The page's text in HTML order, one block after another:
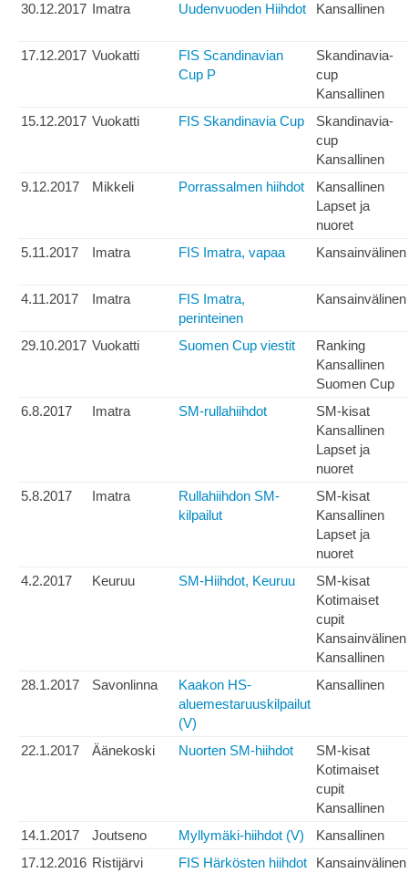
30.12.2017 Imatra Uudenvuoden Hiihdot Kansallinen
17.12.2017 Vuokatti
FIS Scandinavian
Cup P
Skandinavia-
cup
Kansallinen
15.12.2017 Vuokatti FIS Skandinavia Cup
Skandinavia-
cup
Kansallinen
9.12.2017
Mikkeli Porrassalmen hiihdot
Kansallinen
Lapset ja
nuoret
5.11.2017
Imatra FIS Imatra, vapaa Kansainvälinen
4.11.2017 Imatra
FIS Imatra,
perinteinen
Kansainvälinen
29.10.2017 Vuokatti Suomen Cup viestit
Ranking
Kansallinen
Suomen Cup
6.8.2017
Imatra SM-rullahiihdot
SM-kisat
Kansallinen
Lapset ja
nuoret
5.8.2017
Imatra
Rullahiihdon SM-
kilpailut
SM-kisat
Kansallinen
Lapset ja
nuoret
4.2.2017
Keuruu SM-Hiihdot, Keuruu
SM-kisat
Kotimaiset
cupit
Kansainvälinen
Kansallinen
28.1.2017
Savonlinna
Kaakon HS-
aluemestaruuskilpailut
(V)
Kansallinen
22.1.2017 Äänekoski Nuorten SM-hiihdot
SM-kisat
Kotimaiset
cupit
Kansallinen
14.1.2017
Joutseno Myllymäki-hiihdot (V)
Kansallinen
17.12.2016 Ristijärvi
FIS Härkösten hiihdot
Kansainvälinen